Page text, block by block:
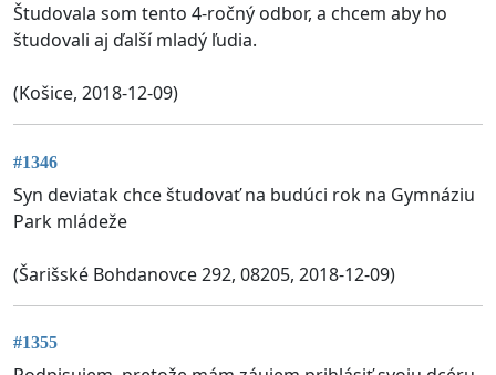
Študovala som tento 4-ročný odbor, a chcem aby ho
študovali aj ďalší mladý ľudia.
(Košice, 2018-12-09)
#1346
Syn deviatak chce študovať na budúci rok na Gymnáziu
Park mládeže
(Šarišské Bohdanovce 292, 08205, 2018-12-09)
#1355